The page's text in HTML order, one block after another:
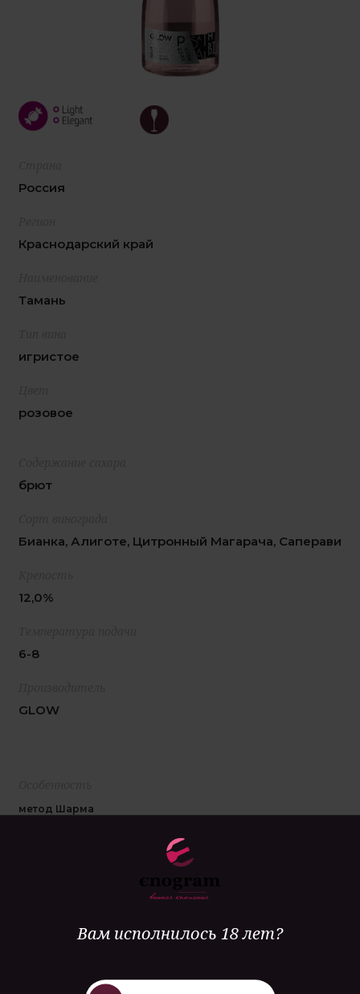
Вам исполнилось 18 лет?
Россия
Краснодарский край
Тамань
игристое
розовое
брют
Бианка, Алиготе, Цитронный Магарача, Саперави
12,0%
6-8
GLOW
метод Шарма